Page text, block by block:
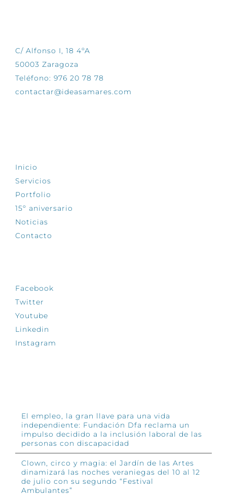
C/ Alfonso I, 18 4ºA
50003 Zaragoza
Teléfono: 976 20 78 78
contactar@ideasamares.com
Inicio
Servicios
Portfolio
15º aniversario
Noticias
Contacto
Facebook
Twitter
Youtube
Linkedin
Instagram
El empleo, la gran llave para una vida
independiente: Fundación Dfa reclama un
impulso decidido a la inclusión laboral de las
personas con discapacidad
Clown, circo y magia: el Jardín de las Artes
dinamizará las noches veraniegas del 10 al 12
de julio con su segundo “Festival
Ambulantes”